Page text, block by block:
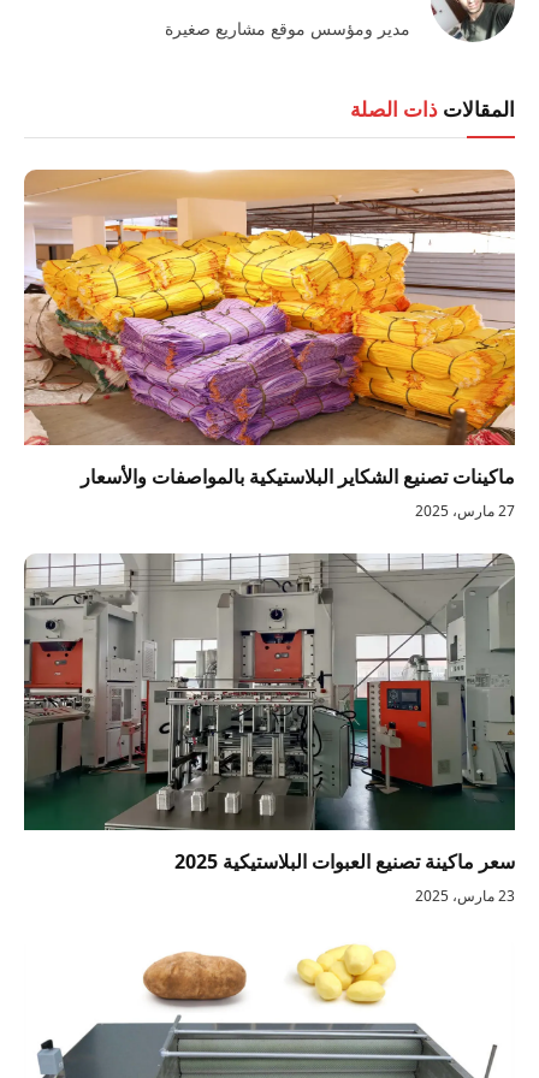
مدير ومؤسس موقع مشاريع صغيرة
المقالات ذات الصلة
ماكينات تصنيع الشكاير البلاستيكية بالمواصفات والأسعار
27 مارس، 2025
سعر ماكينة تصنيع العبوات البلاستيكية 2025
23 مارس، 2025